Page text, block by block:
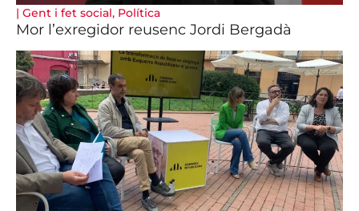
| Gent i fet social, Política
Mor l’exregidor reusenc Jordi Bergadà